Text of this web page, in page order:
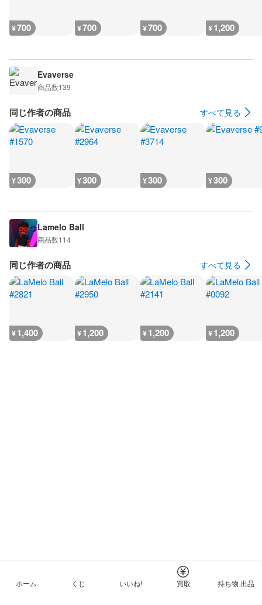
¥700 ¥700 ¥700 ¥1,200
Evaverse
商品数139
同じ作者の商品 すべて見る
¥300 ¥300 ¥300 ¥300
Lamelo Ball
商品数114
同じ作者の商品 すべて見る
¥1,400 ¥1,200 ¥1,200 ¥1,200
ホーム くじ いいね! 買取 持ち物 出品